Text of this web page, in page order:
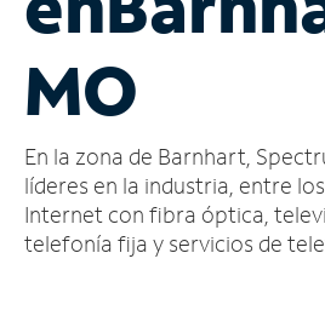
cuenta
Encuentra
tienda
MO
En la zona de Barnhart,
líderes en la industria, entre
Internet con fibra óptica,
telefonía fija y servicios de